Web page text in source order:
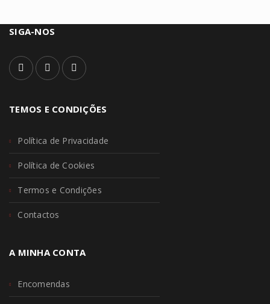
SIGA-NOS
TEMOS E CONDIÇÕES
Política de Privacidade
Política de Cookies
Termos e Condições
Contactos
A MINHA CONTA
Encomendas